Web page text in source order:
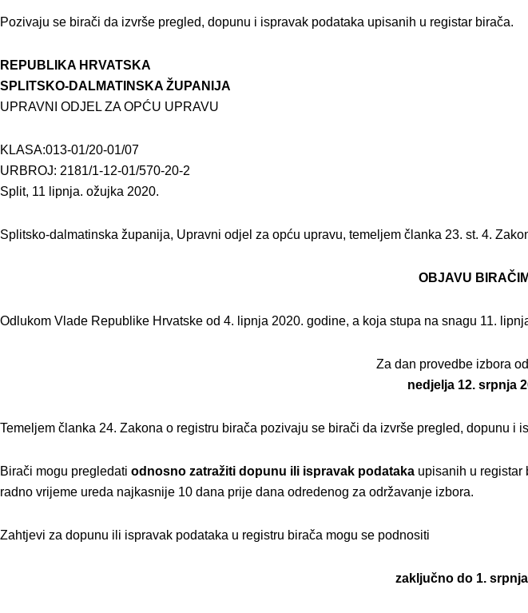
Pozivaju se birači da izvrše pregled, dopunu i ispravak podataka upisanih u registar birača.
REPUBLIKA HRVATSKA
SPLITSKO-DALMATINSKA ŽUPANIJA
UPRAVNI ODJEL ZA OPĆU UPRAVU
KLASA:013-01/20-01/07
URBROJ: 2181/1-12-01/570-20-2
Split, 11 lipnja. ožujka 2020.
Splitsko-dalmatinska županija, Upravni odjel za opću upravu, temeljem članka 23. st. 4.
OBJAVU
Odlukom Vlade Republike Hrvatske od 4. lipnja 2020. godine, a koja stupa na snagu 11.
Za dan provedbe izbora
nedjelja 12. srpnja
Temeljem članka 24. Zakona o registru birača pozivaju se birači da izvrše pregled, dopunu i
Birači mogu pregledati odnosno zatražiti dopunu ili ispravak podataka upisanih u registar
radno vrijeme ureda najkasnije 10 dana prije dana odredenog za održavanje izbora.
Zahtjevi za dopunu ili ispravak podataka u registru birača mogu se podnositi
zaključno do 1.